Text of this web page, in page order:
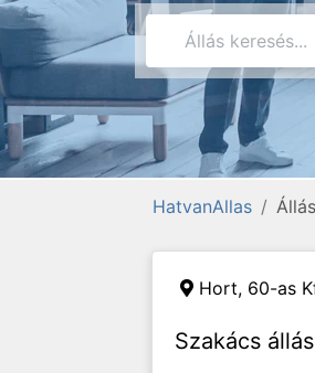
HatvanAllas
Hort, 60-as
Szakács